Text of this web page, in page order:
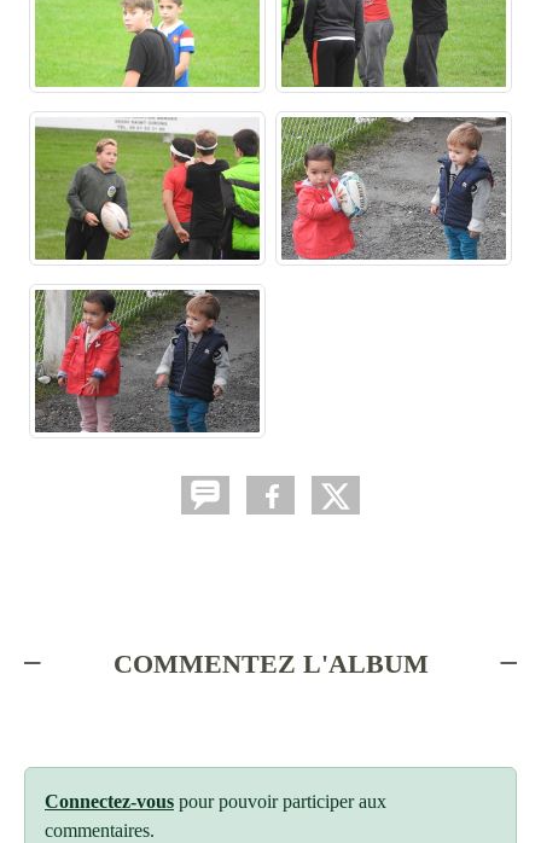
COMMENTEZ L'ALBUM
Connectez-vous pour pouvoir participer aux
commentaires.